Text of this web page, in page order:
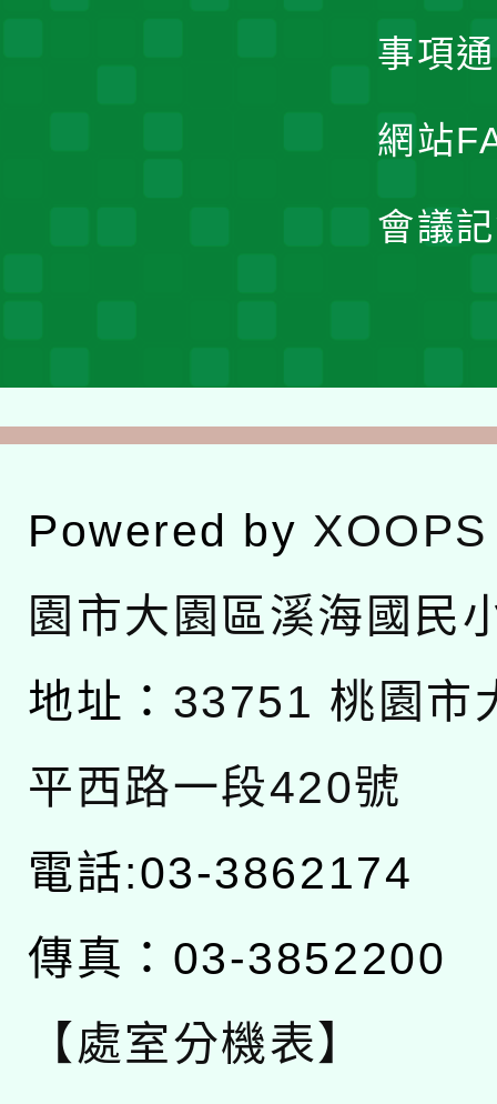
事項
網站
會議
Powered by XOOPS
園市大園區溪海國民
地址： 33751 桃園市
平西路一段420號
電話:03-3862174
傳真：03-3852200
【處室分機表】